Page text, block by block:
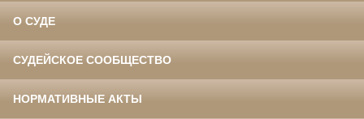
О СУДЕ
СУДЕЙСКОЕ СООБЩЕСТВО
НОРМАТИВНЫЕ АКТЫ